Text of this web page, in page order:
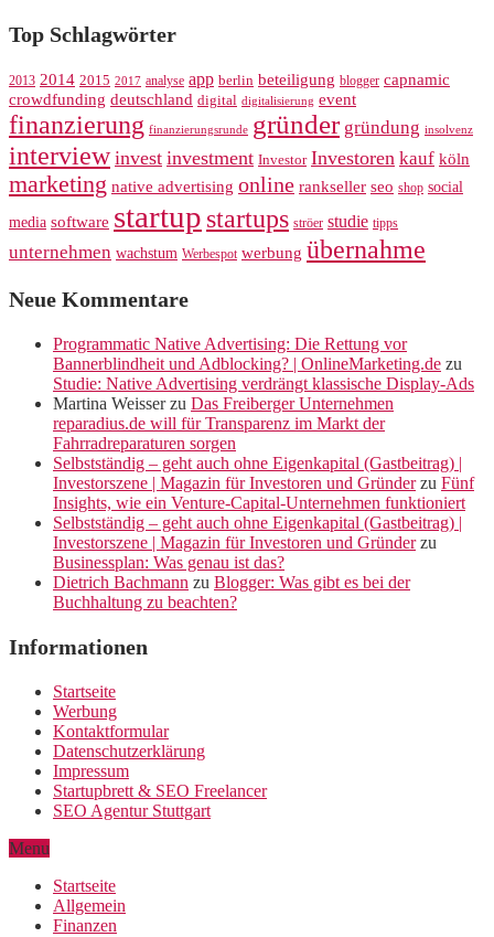
Top Schlagwörter
2013 2014 2015 2017 analyse app berlin beteiligung blogger capnamic
crowdfunding deutschland digital digitalisierung event
finanzierung finanzierungsrunde gründer gründung insolvenz
interview invest investment Investor Investoren kauf köln
marketing native advertising online rankseller seo shop social
media software startup startups ströer studie tipps
unternehmen wachstum Werbespot werbung übernahme
Neue Kommentare
Programmatic Native Advertising: Die Rettung vor
Bannerblindheit und Adblocking? | OnlineMarketing.de zu
Studie: Native Advertising verdrängt klassische Display-Ads
Martina Weisserzu Das Freiberger Unternehmen
reparadius.de will für Transparenz im Markt der
Fahrradreparaturen sorgen
Selbstständig – geht auch ohne Eigenkapital (Gastbeitrag) |
Investorszene | Magazin für Investoren und Gründerzu Fünf
Insights, wie ein Venture-Capital-Unternehmen funktioniert
Selbstständig – geht auch ohne Eigenkapital (Gastbeitrag) |
Investorszene | Magazin für Investoren und Gründerzu
Businessplan: Was genau ist das?
Dietrich Bachmann zu Blogger: Was gibt es bei der
Buchhaltung zu beachten?
Informationen
Startseite
Werbung
Kontaktformular
Datenschutzerklärung
Impressum
Startupbrett & SEO Freelancer
SEO Agentur Stuttgart
Menu
Startseite
Allgemein
Finanzen